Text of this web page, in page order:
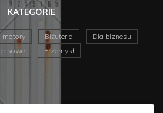
KATEGORIE
motory Biżuteria
Dla biznesu
Przemysł